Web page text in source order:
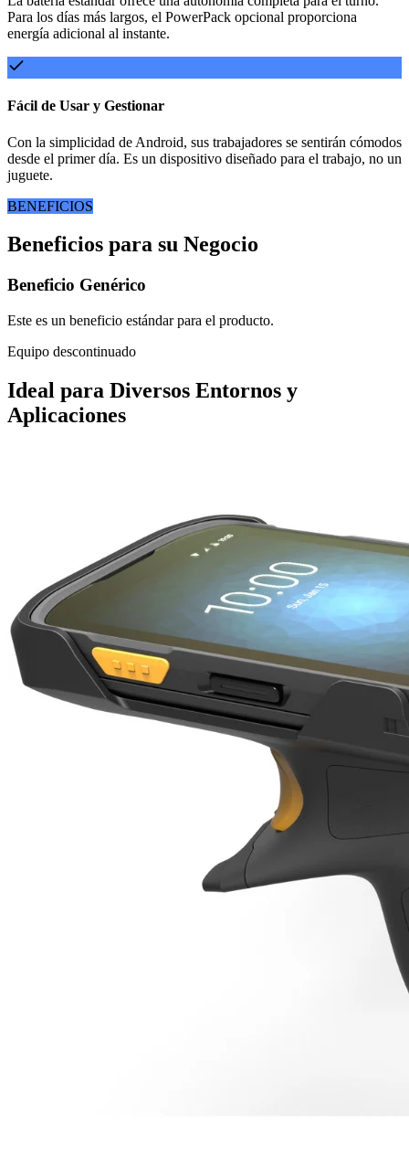
Para los días más largos, el PowerPack opcional proporciona
energía adicional al instante.
Fácil de Usar y Gestionar
Con la simplicidad de Android, sus trabajadores se sentirán cómodos
desde el primer día. Es un dispositivo diseñado para el trabajo, no un
juguete.
BENEFICIOS
Beneficios para su Negocio
Beneficio Genérico
Este es un beneficio estándar para el producto.
Equipo descontinuado
Ideal para Diversos Entornos y
Aplicaciones